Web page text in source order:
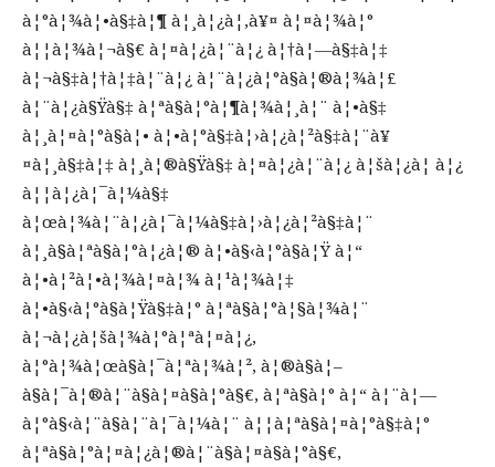
à¦°à¦¾à¦•à§‡à¦¶ à¦¸à¦¿à¦‚à¥¤ à¦¤à¦¾à¦°
à¦¦à¦¾à¦¬à§€ à¦¤à¦¿à¦¨à¦¿ à¦†à¦—à§‡à¦‡
à¦¬à§‡à¦†à¦‡à¦¨à¦¿ à¦¨à¦¿à¦°à§à¦®à¦¾à¦£
à¦¨à¦¿à§Ÿà§‡ à¦ªà§à¦°à¦¶à¦¾à¦¸à¦¨ à¦•à§‡
à¦¸à¦¤à¦°à§à¦• à¦•à¦°à§‡à¦›à¦¿à¦²à§‡à¦¨à¥
¤à¦¸à§‡à¦‡ à¦¸à¦®à§Ÿà§‡ à¦¤à¦¿à¦¨à¦¿ à¦šà¦¿à¦ à¦¿
à¦¦à¦¿à¦¯à¦¼à§‡
à¦œà¦¾à¦¨à¦¿à¦¯à¦¼à§‡à¦›à¦¿à¦²à§‡à¦¨
à¦¸à§à¦ªà§à¦°à¦¿à¦® à¦•à§‹à¦°à§à¦Ÿ à¦“
à¦•à¦²à¦•à¦¾à¦¤à¦¾ à¦¹à¦¾à¦‡
à¦•à§‹à¦°à§à¦Ÿà§‡à¦° à¦ªà§à¦°à¦§à¦¾à¦¨
à¦¬à¦¿à¦šà¦¾à¦°à¦ªà¦¤à¦¿,
à¦°à¦¾à¦œà§à¦¯à¦ªà¦¾à¦², à¦®à§à¦–
à§à¦¯à¦®à¦¨à§à¦¤à§à¦°à§€, à¦ªà§à¦° à¦“ à¦¨à¦—
à¦°à§‹à¦¨à§à¦¨à¦¯à¦¼à¦¨ à¦¦à¦ªà§à¦¤à¦°à§‡à¦°
à¦ªà§à¦°à¦¤à¦¿à¦®à¦¨à§à¦¤à§à¦°à§€,